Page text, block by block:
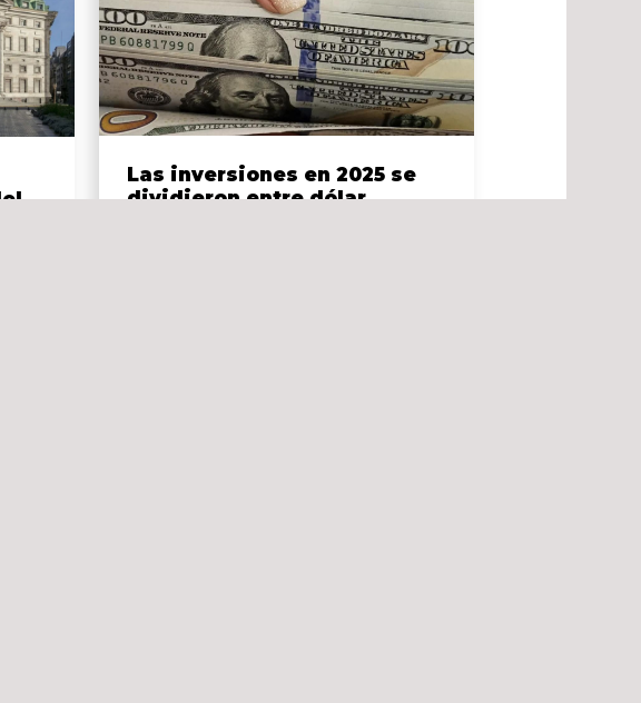
Las inversiones en 2025 se
dividieron entre dólar,